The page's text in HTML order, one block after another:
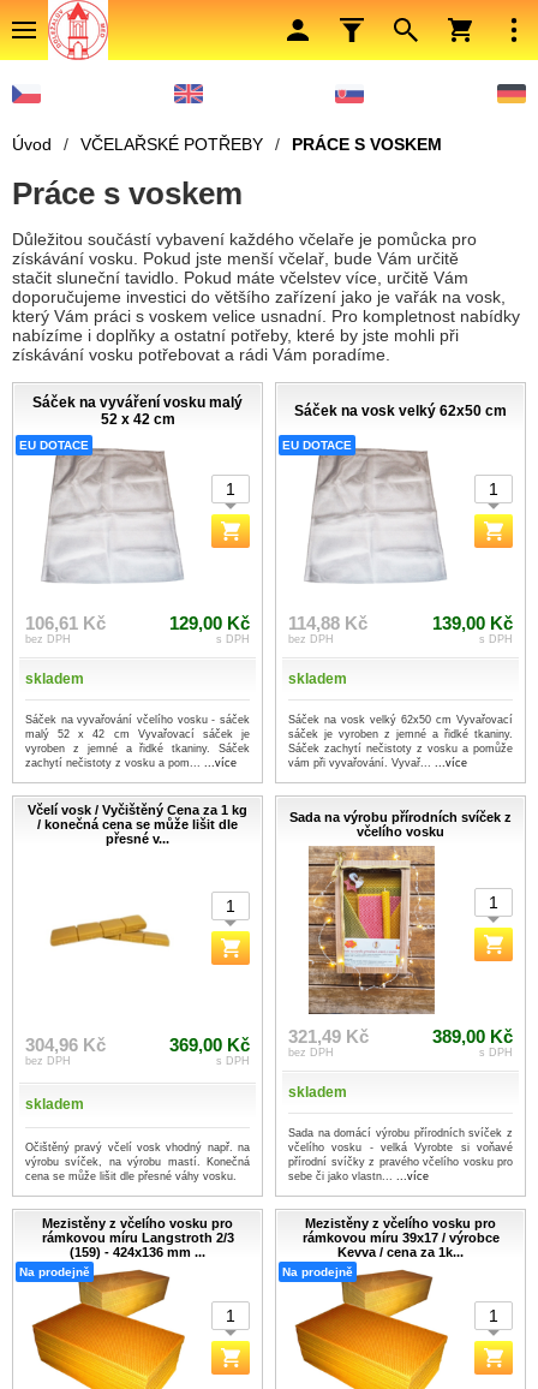
Úvod / VČELAŘSKÉ POTŘEBY / PRÁCE S VOSKEM
Práce s voskem
Důležitou součástí vybavení každého včelaře je pomůcka pro
získávání vosku. Pokud jste menší včelař, bude Vám určitě
stačit sluneční tavidlo. Pokud máte včelstev více, určitě Vám
doporučujeme investici do většího zařízení jako je vařák na vosk,
který Vám práci s voskem velice usnadní. Pro kompletnost nabídky
nabízíme i doplňky a ostatní potřeby, které by jste mohli při
získávání vosku potřebovat a rádi Vám poradíme.
Sáček na vyváření vosku malý
52 x 42 cm
EU DOTACE
106,61 Kč
bez DPH
129,00 Kč
s DPH
skladem
Sáček na vyvařování včelího vosku - sáček
malý 52 x 42 cm Vyvařovací sáček je
vyroben z jemné a řidké tkaniny. Sáček
zachytí nečistoty z vosku a pom... ...více
Sáček na vosk velký 62x50 cm
EU DOTACE
114,88 Kč
bez DPH
139,00 Kč
s DPH
skladem
Sáček na vosk velký 62x50 cm Vyvařovací
sáček je vyroben z jemné a řidké tkaniny.
Sáček zachytí nečistoty z vosku a pomůže
vám při vyvařování. Vyvař... ...více
Včelí vosk / Vyčištěný Cena za 1 kg
/ konečná cena se může lišit dle
přesné v...
304,96 Kč
bez DPH
369,00 Kč
s DPH
skladem
Očištěný pravý včelí vosk vhodný např. na
výrobu svíček, na výrobu mastí. Konečná
cena se může lišit dle přesné váhy vosku.
Sada na výrobu přírodních svíček z
včelího vosku
321,49 Kč
bez DPH
389,00 Kč
s DPH
skladem
Sada na domácí výrobu přírodních svíček z
včelího vosku - velká Vyrobte si voňavé
přírodní svíčky z pravého včelího vosku pro
sebe či jako vlastn... ...více
Mezistěny z včelího vosku pro
rámkovou míru Langstroth 2/3
(159) - 424x136 mm ...
Na prodejně
Mezistěny z včelího vosku pro
rámkovou míru 39x17 / výrobce
Kevva / cena za 1k...
Na prodejně